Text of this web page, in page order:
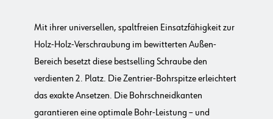
Mit ihrer universellen, spaltfreien Einsatzfähigkeit zur
Holz-Holz-Verschraubung im bewitterten Außen-
Bereich besetzt diese bestselling Schraube den
verdienten 2. Platz. Die Zentrier-Bohrspitze erleichtert
das exakte Ansetzen. Die Bohrschneidkanten
garantieren eine optimale Bohr-Leistung – und